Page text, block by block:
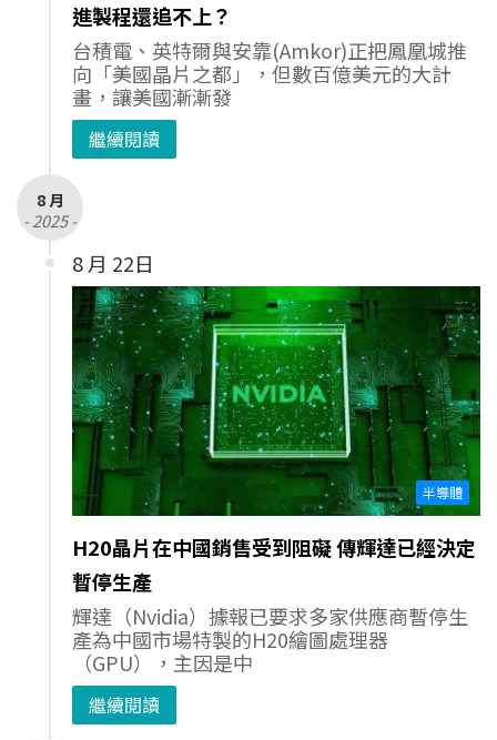
進製程還追不上？
台積電、英特爾與安靠(Amkor)正把鳳凰城推
向「美國晶片之都」，但數百億美元的大計
畫，讓美國漸漸發
繼續閱讀
8 月
- 2025 -
8 月 22日
半導體
H20晶片在中國銷售受到阻礙 傳輝達已經決定
暫停生產
輝達（Nvidia）據報已要求多家供應商暫停生
產為中國市場特製的H20繪圖處理器
（GPU），主因是中
繼續閱讀